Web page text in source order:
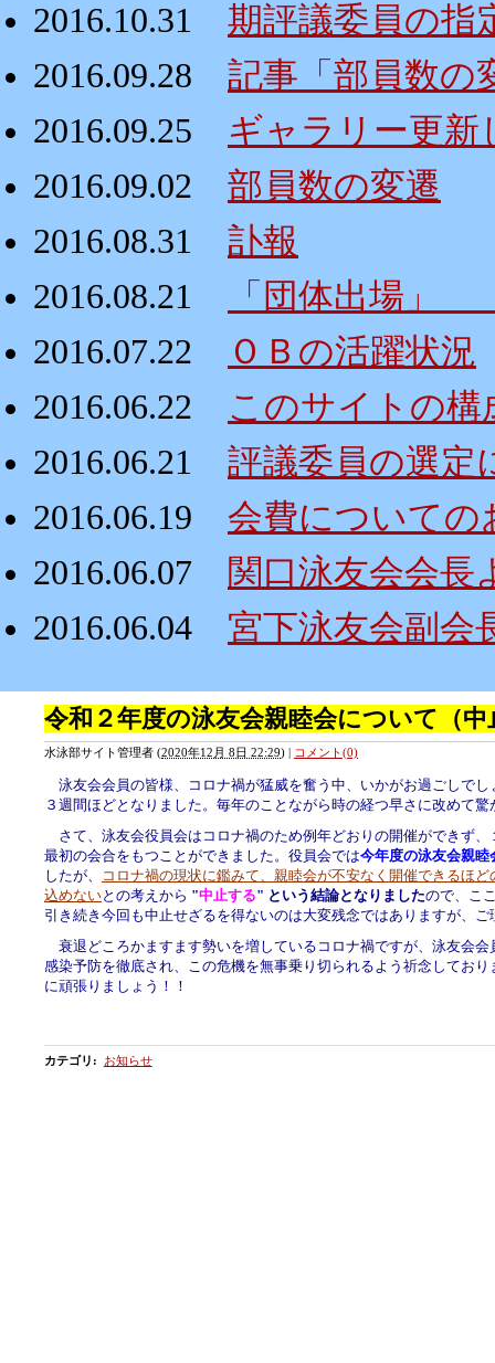
2016.10.31
期評議委員の指
2016.09.28
記事「部員数の
2016.09.25
ギャラリー更新
2016.09.02
部員数の変遷
2016.08.31
訃報
2016.08.21
「団体出場
2016.07.22
ＯＢの活躍状況
2016.06.22
このサイトの構
2016.06.21
評議委員の選定
2016.06.19
会費についての
2016.06.07
関口泳友会会長
2016.06.04
宮下泳友会副会
令和２年度の泳友会親睦会について（
水泳部サイト管理者 (2020年12月 8日 22:29) コメント(0)
泳友会会員の皆様、コロナ禍が猛威を奮う中、いかがお過ごしで
３週間ほどとなりました。毎年のことながら時の経つ早さに改めて
さて、泳友会役員会はコロナ禍のため例年どおりの開催ができず、
最初の会合をもつことができました。役員会では今年度の泳友会親睦
したが、
コロナ禍の現状に鑑みて、親睦会が不安なく開催できるほ
込めないとの考えから "中止する" という結論となりましたので、こ
引き続き今回も中止せざるを得ないのは大変残念ではありますが、
衰退どころかますます勢いを増しているコロナ禍ですが、泳友会会
感染予防を徹底され、この危機を無事乗り切られるよう祈念してお
に頑張りましょう！！
カテゴリ : お知らせ